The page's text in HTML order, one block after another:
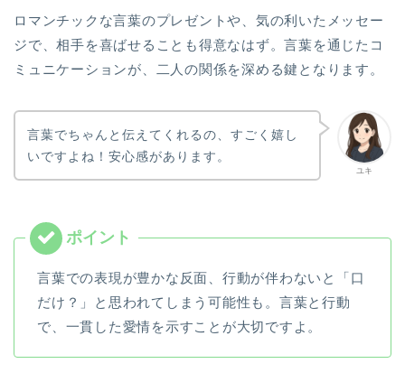
ロマンチックな言葉のプレゼントや、気の利いたメッセー
ジで、相手を喜ばせることも得意なはず。言葉を通じたコ
ミュニケーションが、二人の関係を深める鍵となります。
ユキ
言葉でちゃんと伝えてくれるの、すごく嬉し
いですよね！安心感があります。
言葉での表現が豊かな反面、行動が伴わないと「口
だけ？」と思われてしまう可能性も。言葉と行動
で、一貫した愛情を示すことが大切ですよ。